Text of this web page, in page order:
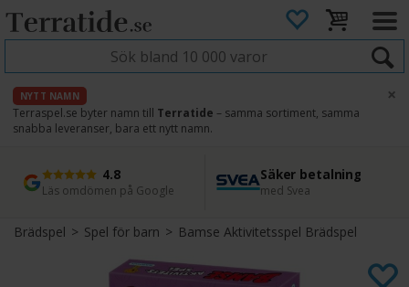
NYTT NAMN
Terraspel.se byter namn till Terratide – samma sortiment, samma
snabba leveranser, bara ett nytt namn.
×
4.8
Läs omdömen på Google
Säker betalning
med Svea
Snabb leverans
Direkt från lager
45 dagars ångerrätt
Enkel retur
Brädspel>Spel för barn> Bamse Aktivitetsspel Brädspel